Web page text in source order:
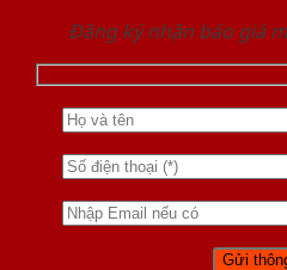
Đăng ký nhận báo giá